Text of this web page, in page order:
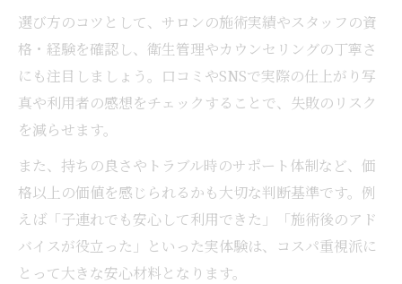
選び方のコツとして、サロンの施術実績やスタッフの資
格・経験を確認し、衛生管理やカウンセリングの丁寧さ
にも注目しましょう。口コミやSNSで実際の仕上がり写
真や利用者の感想をチェックすることで、失敗のリスク
を減らせます。
また、持ちの良さやトラブル時のサポート体制など、価
格以上の価値を感じられるかも大切な判断基準です。例
えば「子連れでも安心して利用できた」「施術後のアド
バイスが役立った」といった実体験は、コスパ重視派に
とって大きな安心材料となります。